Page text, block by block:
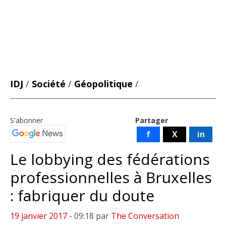
IDJ / Société / Géopolitique /
Partager
f X in
S'abonner
Le lobbying des fédérations
professionnelles à Bruxelles
: fabriquer du doute
19 janvier 2017 - 09:18 par The Conversation